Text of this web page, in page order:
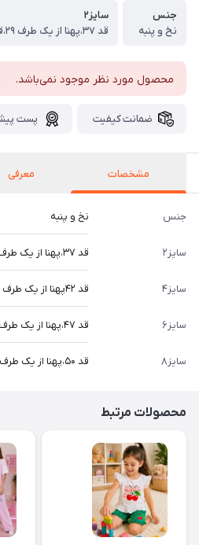
جنس
نخ و پنبه
سایز۲
قد ۳۷،پهنا از یک طرف ۲۹،قد آستین ۳۴ سانت
محصول مورد نظر موجود نمی‌باشد.
ضمانت کیفیت پست
مشخصات معرفی
جنس نخ و پنبه
سایز۲ قد ۳۷،پهنا از یک طرف ۲۹،قد آستین ۳۴ سانت
سایز۴ قد ۴۲پهنا از یک طرف ۳۱،قد آستین ۳۷ سانت
سایز۶ قد ۴۷،پهنا از یک طرف ۳۴،قد آستین ۴۲ سانت
سایز۸ قد ۵۰،پهنا از یک طرف ۳۸،قد آستین ۴۷سانت
محصولات مرتبط